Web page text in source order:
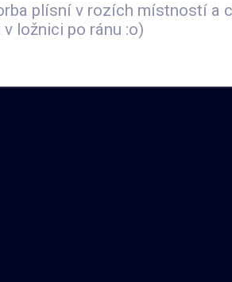
plísní v rozích místností a
ložnici po ránu :o)